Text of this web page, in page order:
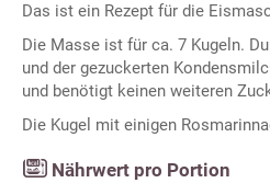
Das ist ein Rezept für die
Die Masse ist für ca. 7 Kugeln.
und der gezuckerten
und benötigt keinen weiteren
Die Kugel mit einigen
Nährwert pro Portion